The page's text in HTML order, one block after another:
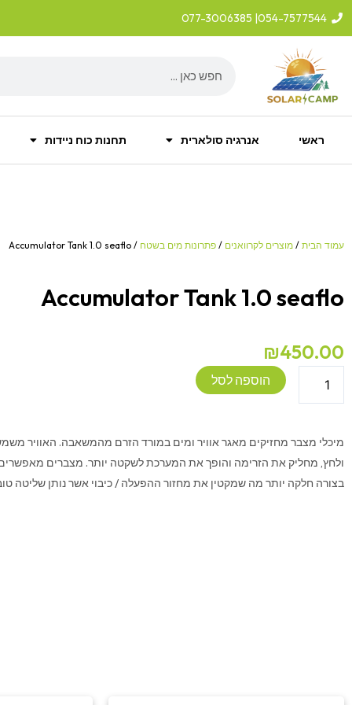
דילוג
054-7577544
| 077-3006385
ראשי אנרגיה סולארית תחנות כוח ניידות
עמוד הבית / מוצרים לקרוואנים / פתרונות מים בשטח / Accumulator Tank 1.0 seaflo
Accumulator Tank 1.0 seaflo
₪450.00
Tank
1.0
seaflo
הוספה לסל
מיכלי מצבר מחזיקים מאגר אוויר ומים במורד הזרם מהמשאבה. האוויר
ולחץ, מחליק את הזרימה והופך את המערכת לשקטה יותר. מצברים
בצורה חלקה יותר מה שמקטין את מחזור ההפעלה / כיבוי אשר נותן שליטה